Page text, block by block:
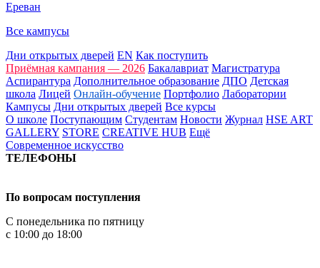
Ереван
Все кампусы
Дни открытых дверей EN Как поступить
Приёмная кампания — 2026 Бакалавриат Магистратура
Аспирантура Дополнительное образование ДПО Детская
школа Лицей Онлайн-обучение Портфолио Лаборатории
Кампусы Дни открытых дверей Все курсы
О школе Поступающим Студентам Новости Журнал HSE ART
GALLERY STORE CREATIVE HUB Ещё
Современное искусство
ТЕЛЕФОНЫ
По вопросам поступления
С понедельника по пятницу
с 10:00 до 18:00